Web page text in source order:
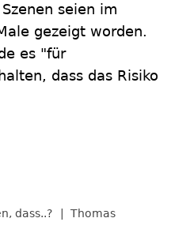
seien im
gezeigt worden.
es "für
dass das Risiko
dass..?
Thomas